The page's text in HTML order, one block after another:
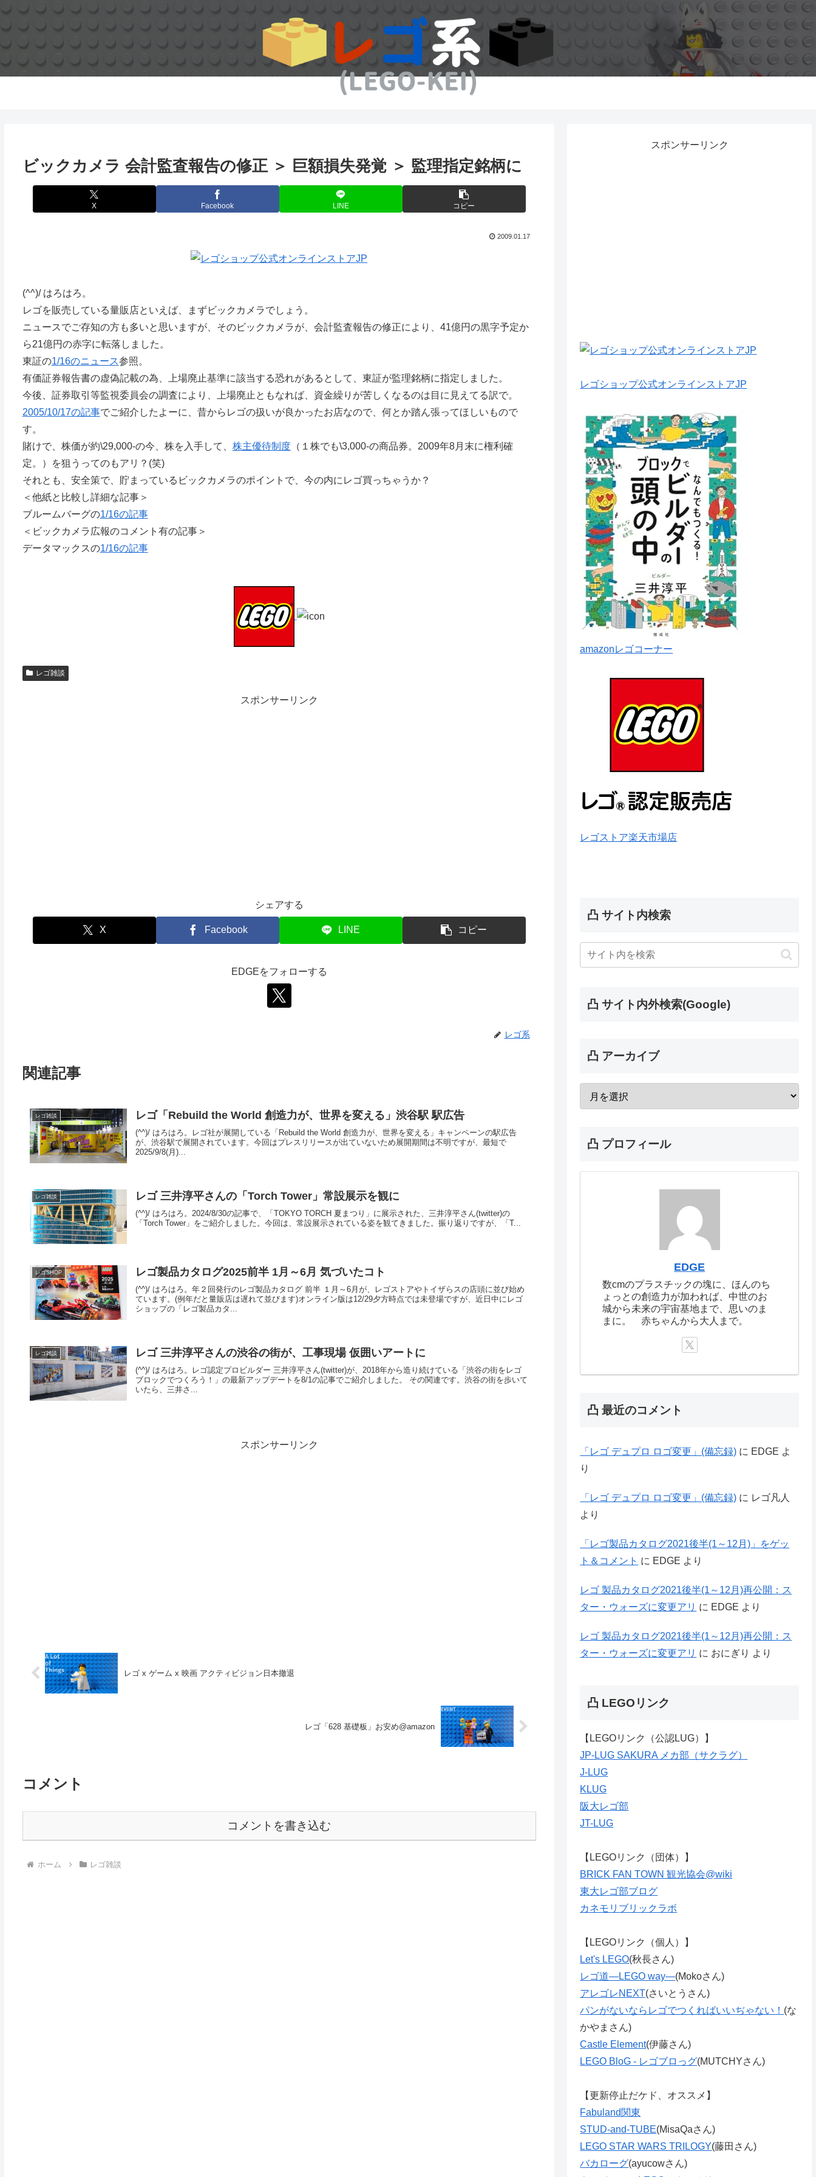
ビックカメラ 会計監査報告の修正 ＞ 巨額損失発覚 ＞ 監理指定銘柄に
X Facebook LINE コピー
2009.01.17
(^^)/ はろはろ。
レゴを販売している量販店といえば、まずビックカメラでしょう。
ニュースでご存知の方も多いと思いますが、そのビックカメラが、会計監査報告の修正により、41億円の黒字予定か
ら21億円の赤字に転落しました。
東証の1/16のニュース参照。
有価証券報告書の虚偽記載の為、上場廃止基準に該当する恐れがあるとして、東証が監理銘柄に指定しました。
今後、証券取引等監視委員会の調査により、上場廃止ともなれば、資金繰りが苦しくなるのは目に見えてる訳で。
2005/10/17の記事でご紹介したよーに、昔からレゴの扱いが良かったお店なので、何とか踏ん張ってほしいもので
す。
賭けで、株価が約\29,000-の今、株を入手して、 株主優待制度（１株でも\3,000-の商品券。2009年8月末に権利確
定。）を狙うってのもアリ？(笑)
それとも、安全策で、貯まっているビックカメラのポイントで、今の内にレゴ買っちゃうか？
＜他紙と比較し詳細な記事＞
ブルームバーグの1/16の記事
＜ビックカメラ広報のコメント有の記事＞
データマックスの1/16の記事
レゴ雑談
スポンサーリンク
シェアする
X Facebook LINE コピー
EDGEをフォローする
レゴ系
関連記事
レゴ雑談 レゴ「Rebuild the World 創造力が、世界を変える」渋谷駅 駅広告
(^^)/ はろはろ。レゴ社が展開している「Rebuild the World 創造力が、世界を変える」キャンペーンの駅広告
が、渋谷駅で展開されています。今回はプレスリリースが出ていないため展開期間は不明ですが、最短で
2025/9/8(月)...
レゴ雑談 レゴ 三井淳平さんの「Torch Tower」常設展示を観に
(^^)/ はろはろ。2024/8/30の記事で、「TOKYO TORCH 夏まつり」に展示された、三井淳平さん(twitter)の
「Torch Tower」をご紹介しました。今回は、常設展示されている姿を観てきました。振り返りですが、「T...
レゴSHOP レゴ製品カタログ2025前半 1月～6月 気づいたコト
(^^)/ はろはろ。年２回発行のレゴ製品カタログ 前半 １月～6月が、レゴストアやトイザらスの店頭に並び始め
ています。(例年だと量販店は遅れて並びます)オンライン版は12/29夕方時点では未登場ですが、近日中にレゴ
ショップの「レゴ製品カタ...
レゴ雑談 レゴ 三井淳平さんの渋谷の街が、工事現場 仮囲いアートに
(^^)/ はろはろ。レゴ認定プロビルダー 三井淳平さん(twitter)が、2018年から造り続けている「渋谷の街をレゴ
ブロックでつくろう！」の最新アップデートを8/1の記事でご紹介しました。 その関連です。渋谷の街を歩いて
いたら、三井さ...
スポンサーリンク
レゴ x ゲーム x 映画 アクティビジョン日本撤退
レゴ「628 基礎板」お安め@amazon
コメント
コメントを書き込む
ホーム レゴ雑談
スポンサーリンク
レゴショップ公式オンラインストアJP
amazonレゴコーナー
レゴストア楽天市場店
凸 サイト内検索
凸 サイト内外検索(Google)
凸 アーカイブ
凸 プロフィール
EDGE
数cmのプラスチックの塊に、ほんのち
ょっとの創造力が加われば、中世のお
城から未来の宇宙基地まで、思いのま
まに。 赤ちゃんから大人まで。
凸 最近のコメント
「レゴ デュプロ ロゴ変更」(備忘録) に EDGE よ
り
「レゴ デュプロ ロゴ変更」(備忘録) に レゴ凡人
より
「レゴ製品カタログ2021後半(1～12月)」をゲッ
ト＆コメント に EDGE より
レゴ 製品カタログ2021後半(1～12月)再公開：ス
ター・ウォーズに変更アリ に EDGE より
レゴ 製品カタログ2021後半(1～12月)再公開：ス
ター・ウォーズに変更アリ に おにぎり より
凸 LEGOリンク
【LEGOリンク（公認LUG）】
JP-LUG SAKURA メカ部（サクラグ）
J-LUG
KLUG
阪大レゴ部
JT-LUG
【LEGOリンク（団体）】
BRICK FAN TOWN 観光協会@wiki
東大レゴ部ブログ
カネモリブリックラボ
【LEGOリンク（個人）】
Let's LEGO(秋長さん)
レゴ道―LEGO way―(Mokoさん)
アレゴレNEXT(さいとうさん)
パンがないならレゴでつくればいいぢゃない！ (な
かやまさん)
Castle Element(伊藤さん)
LEGO BloG - レゴブロっグ(MUTCHYさん)
【更新停止だケド、オススメ】
Fabuland関東
STUD-and-TUBE(MisaQaさん)
LEGO STAR WARS TRILOGY(藤田さん)
バカローグ(ayucowさん)